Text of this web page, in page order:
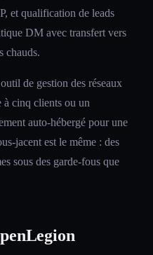
et qualification de leads
DM avec transfert vers
chauds.
de gestion des réseaux
à cinq clients ou un
auto-hébergé pour une
jacent est le même : des
sous des garde-fous que